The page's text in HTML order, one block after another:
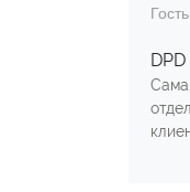
Гость
DPD